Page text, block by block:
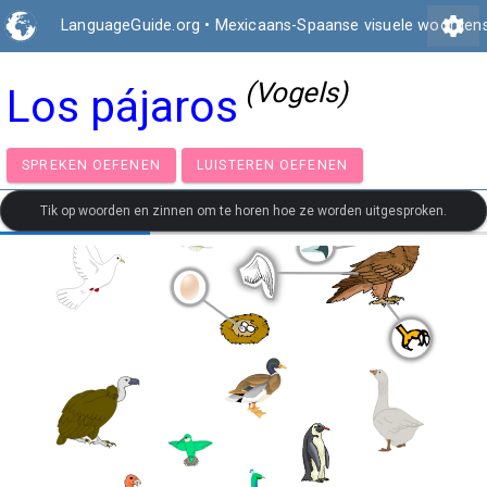
LanguageGuide.org • Mexicaans-Spaanse visuele settings
Los pájaros (Vogels)
SPREKEN OEFENEN LUISTEREN OEFENEN
Tik op woorden en zinnen om te horen hoe ze worden uitgesproken.